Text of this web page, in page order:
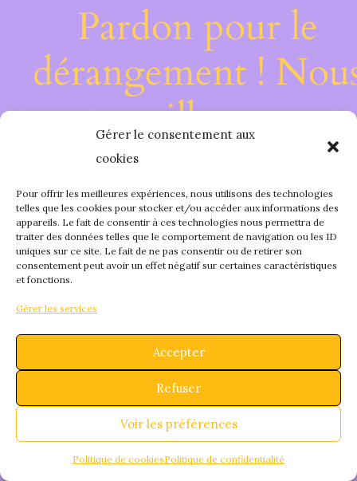
Gérer le consentement aux
cookies
Pour offrir les meilleures expériences, nous utilisons des technologies
telles que les cookies pour stocker et/ou accéder aux informations des
appareils. Le fait de consentir à ces technologies nous permettra de
traiter des données telles que le comportement de navigation ou les ID
uniques sur ce site. Le fait de ne pas consentir ou de retirer son
consentement peut avoir un effet négatif sur certaines caractéristiques
et fonctions.
Gérer les services
Accepter
Refuser
Voir les préférences
Politique de cookiesPolitique de confidentialité
Pardon pour le
dérangement !
travaillons sur
quelque chose de
fantastique –
bientôt !